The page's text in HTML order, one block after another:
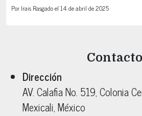
Por Irais Rasgadoel 14 de abril de 2025
Contacto
Dirección
AV. Calafia No. 519, Colonia
Mexicali, México